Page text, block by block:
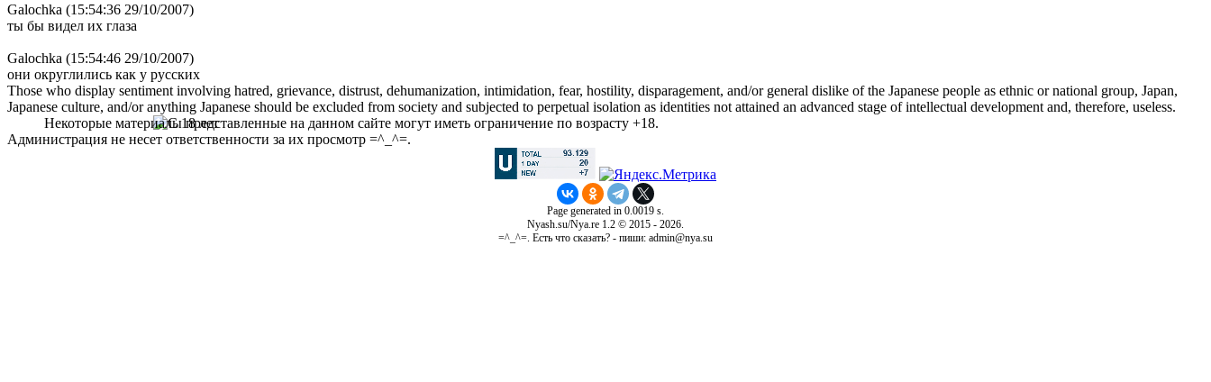
Galochka (15:54:36 29/10/2007)
ты бы видел их глаза
Galochka (15:54:46 29/10/2007)
они округлились как у русских
Those who display sentiment involving hatred, grievance, distrust, dehumanization, intimidation, fear, hostility, disparagement, and/or general dislike of the Japanese people as ethnic or national group, Japan,
Japanese culture, and/or anything Japanese should be excluded from society and subjected to perpetual isolation as identities not attained an advanced stage of intellectual development and, therefore, useless.
Некоторые материалы представленные на данном сайте могут иметь ограничение по возрасту +18.
Администрация не несет ответственности за их просмотр =^_^=.
Page generated in 0.0019 s.
Nyash.su/Nya.re 1.2 © 2015 - 2026.
=^_^=. Есть что сказать? - пиши: admin@nya.su